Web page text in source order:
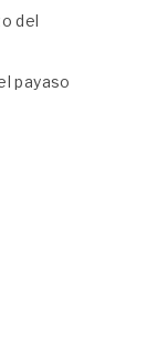
del
payaso